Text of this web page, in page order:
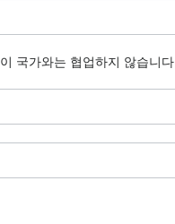
이 국가와는 협업하지 않습니다